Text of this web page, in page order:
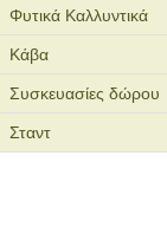
Φυτικά Καλλυντικά
Κάβα
Συσκευασίες δώρου
Σταντ